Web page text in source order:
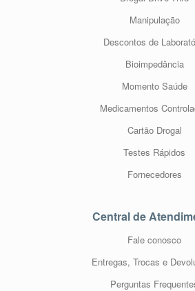
Manipulação
Descontos de
Bioimpedância
Momento Saúde
Medicamentos
Cartão Drogal
Testes Rápidos
Fornecedores
Central de
Fale conosco
Entregas, Trocas e
Perguntas